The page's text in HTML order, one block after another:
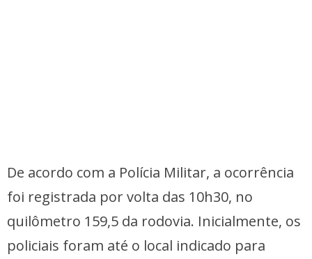
De acordo com a Polícia Militar, a ocorrência
foi registrada por volta das 10h30, no
quilômetro 159,5 da rodovia. Inicialmente, os
policiais foram até o local indicado para